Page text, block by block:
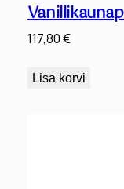
117,80€
Lisa korvi